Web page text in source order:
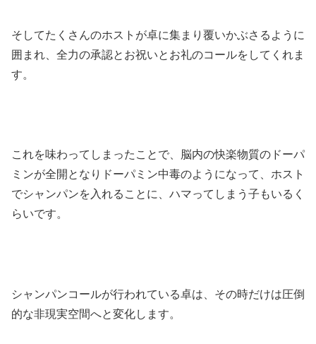
そしてたくさんのホストが卓に集まり覆いかぶさるように
囲まれ、全力の承認とお祝いとお礼のコールをしてくれま
す。
これを味わってしまったことで、脳内の快楽物質のドーパ
ミンが全開となりドーパミン中毒のようになって、ホスト
でシャンパンを入れることに、ハマってしまう子もいるく
らいです。
シャンパンコールが行われている卓は、その時だけは圧倒
的な非現実空間へと変化します。